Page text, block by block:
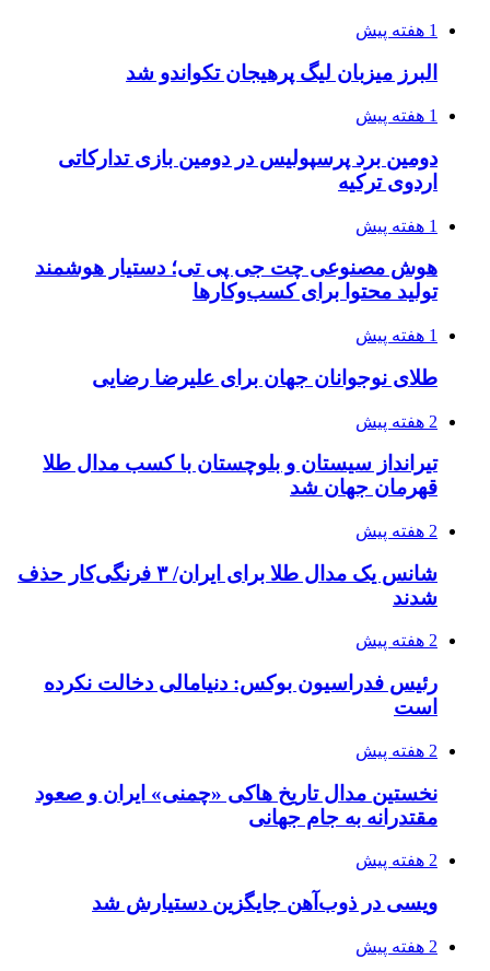
1 هفته پیش
البرز میزبان لیگ پرهیجان تکواندو شد
1 هفته پیش
دومین برد پرسپولیس در دومین بازی تدارکاتی
اردوی ترکیه
1 هفته پیش
هوش مصنوعی چت جی پی تی؛ دستیار هوشمند
تولید محتوا برای کسب‌وکارها
1 هفته پیش
طلای نوجوانان جهان برای علیرضا رضایی
2 هفته پیش
تیرانداز سیستان و بلوچستان با کسب مدال طلا
قهرمان جهان شد
2 هفته پیش
شانس یک مدال طلا برای ایران/ ۳ فرنگی‌کار حذف
شدند
2 هفته پیش
رئیس فدراسیون بوکس: دنیامالی دخالت نکرده
است
2 هفته پیش
نخستین مدال تاریخ هاکی «چمنی» ایران و صعود
مقتدرانه به جام جهانی
2 هفته پیش
ویسی در ذوب‌آهن جایگزین دستیارش شد
2 هفته پیش